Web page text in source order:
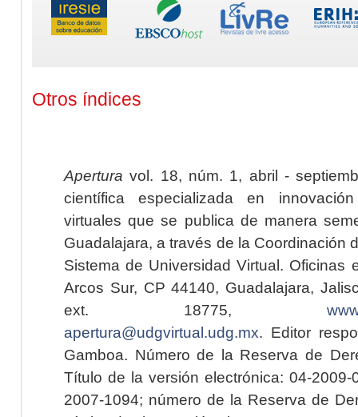
Otros índices
Apertura vol. 18, núm. 1, abril -
científica especializada en
virtuales que se publica de manera
Guadalajara, a través de la Coordinación
Sistema de Universidad Virtual. Oficinas
Arcos Sur, CP 44140, Guadalajara,
ext. 18775,
apertura@udgvirtual.udg.mx. Editor
Gamboa. Número de la Reserva de
Título de la versión electrónica: 04-2009-
2007-1094; número de la Reserva de